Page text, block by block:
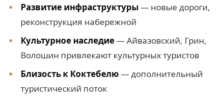
Развитие инфраструктуры— новые дороги,
реконструкция набережной
Культурное наследие— Айвазовский, Грин,
Волошин привлекают культурных туристов
Близость к Коктебелю— дополнительный
туристический поток